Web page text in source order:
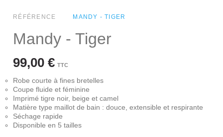
RÉFÉRENCE MANDY - TIGER
Mandy - Tiger
99,00 € TTC
Robe courte à fines bretelles
Coupe fluide et féminine
Imprimé tigre noir, beige et camel
Matière type maillot de bain : douce, extensible et respirante
Séchage rapide
Disponible en 5 tailles